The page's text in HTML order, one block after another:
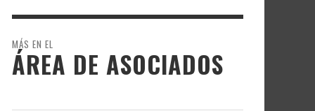
MÁS EN EL
ÁREA DE ASOCIADOS